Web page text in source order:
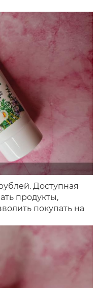
Доступная
продукты,
покупать на